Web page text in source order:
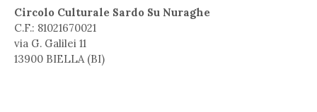
Circolo Culturale Sardo Su Nuraghe
C.F.: 81021670021
via G. Galilei 11
13900 BIELLA (BI)